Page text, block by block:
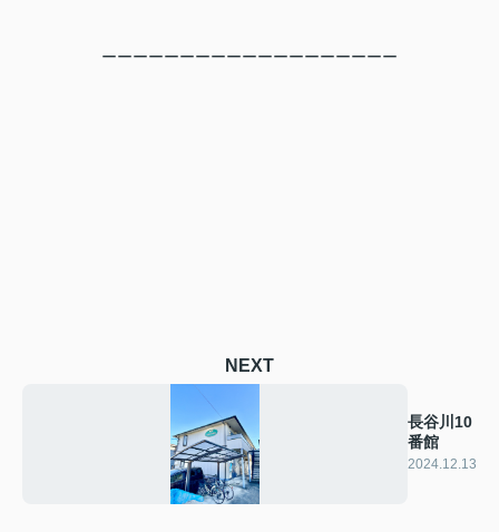
ーーーーーーーーーーーーーーーーーーー
NEXT
長谷川10
番館
2024.12.13